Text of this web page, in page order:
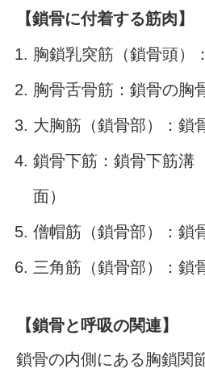
【鎖骨に付着する筋肉】
胸鎖乳突筋（鎖骨頭）
胸骨舌骨筋：鎖骨の胸
大胸筋（鎖骨部）：鎖
鎖骨下筋：鎖骨下筋溝
面）
僧帽筋（鎖骨部）：鎖
三角筋（鎖骨部）：鎖
【鎖骨と呼吸の関連】
鎖骨の内側にある胸鎖関